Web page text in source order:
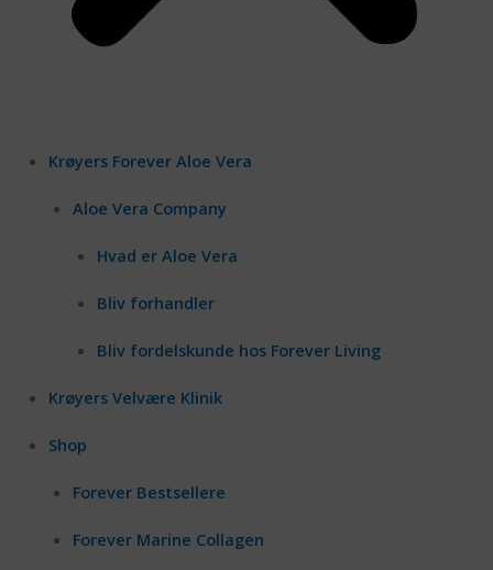
Krøyers Forever Aloe Vera
Aloe Vera Company
Hvad er Aloe Vera
Bliv forhandler
Bliv fordelskunde hos Forever Living
Krøyers Velvære Klinik
Shop
Forever Bestsellere
Forever Marine Collagen